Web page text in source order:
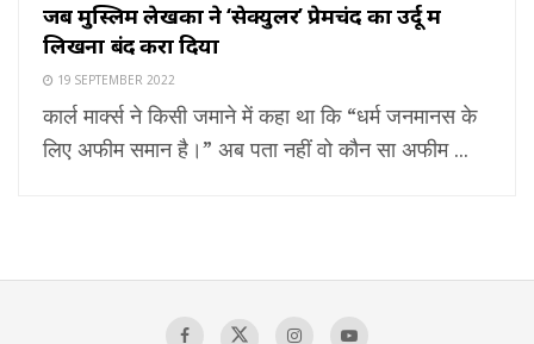
जब मुस्लिम लेखकों ने ‘सेक्युलर’ प्रेमचंद का उर्दू में
लिखना बंद करा दिया
19 SEPTEMBER 2022
कार्ल मार्क्स ने किसी जमाने में कहा था कि “धर्म जनमानस के
लिए अफीम समान है।” अब पता नहीं वो कौन सा अफीम ...